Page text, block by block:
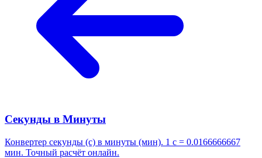
Секунды в Минуты
Конвертер секунды (с) в минуты (мин). 1 с = 0.0166666667
мин. Точный расчёт онлайн.